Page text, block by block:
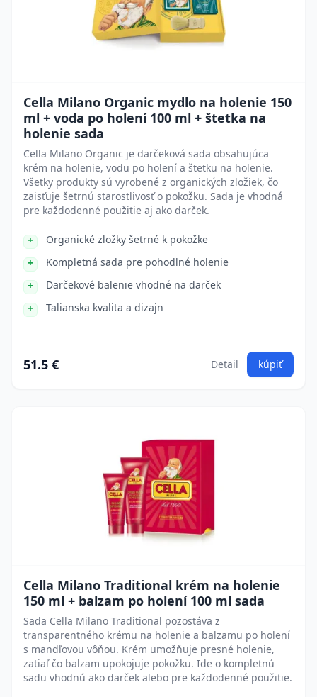
Cella Milano Organic mydlo na holenie 150
ml + voda po holení 100 ml + štetka na
holenie sada
Cella Milano Organic je darčeková sada obsahujúca
krém na holenie, vodu po holení a štetku na holenie.
Všetky produkty sú vyrobené z organických zložiek, čo
zaisťuje šetrnú starostlivosť o pokožku. Sada je vhodná
pre každodenné použitie aj ako darček.
Organické zložky šetrné k pokožke
Kompletná sada pre pohodlné holenie
Darčekové balenie vhodné na darček
Talianska kvalita a dizajn
51.5 € Detail kúpiť
Cella Milano Traditional krém na holenie
150 ml + balzam po holení 100 ml sada
Sada Cella Milano Traditional pozostáva z
transparentného krému na holenie a balzamu po holení
s mandľovou vôňou. Krém umožňuje presné holenie,
zatiaľ čo balzam upokojuje pokožku. Ide o kompletnú
sadu vhodnú ako darček alebo pre každodenné použitie.